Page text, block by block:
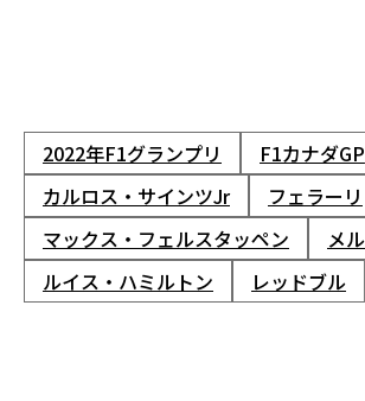
2022年F1グランプリ
F1カナダGP
カルロス・サインツJr
フェラーリ
マックス・フェルスタッペン
メ
ルイス・ハミルトン
レッドブル